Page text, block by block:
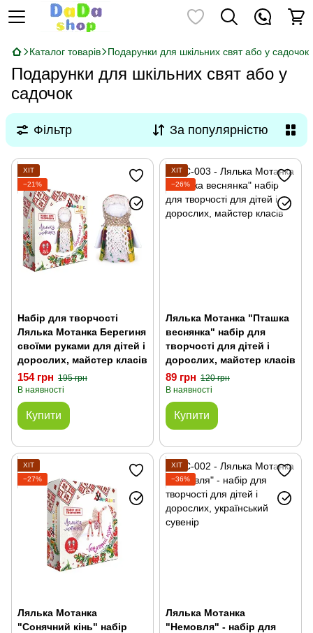
Каталог товарів Подарунки для шкільних свят або у садочок
Подарунки для шкільних свят або у
садочок
Фільтр За популярністю
ХІТ
−21%
Набір для творчості
Лялька Мотанка Берегиня
своїми руками для дітей і
дорослих, майстер класів
154 грн 195 грн
В наявності
Купити
ХІТ
−26%
Лялька Мотанка "Пташка
веснянка" набір для
творчості для дітей і
дорослих, майстер класів
89 грн 120 грн
В наявності
Купити
ХІТ
−27%
Лялька Мотанка
"Сонячний кінь" набір
ХІТ
−36%
Лялька Мотанка
"Немовля" - набір для